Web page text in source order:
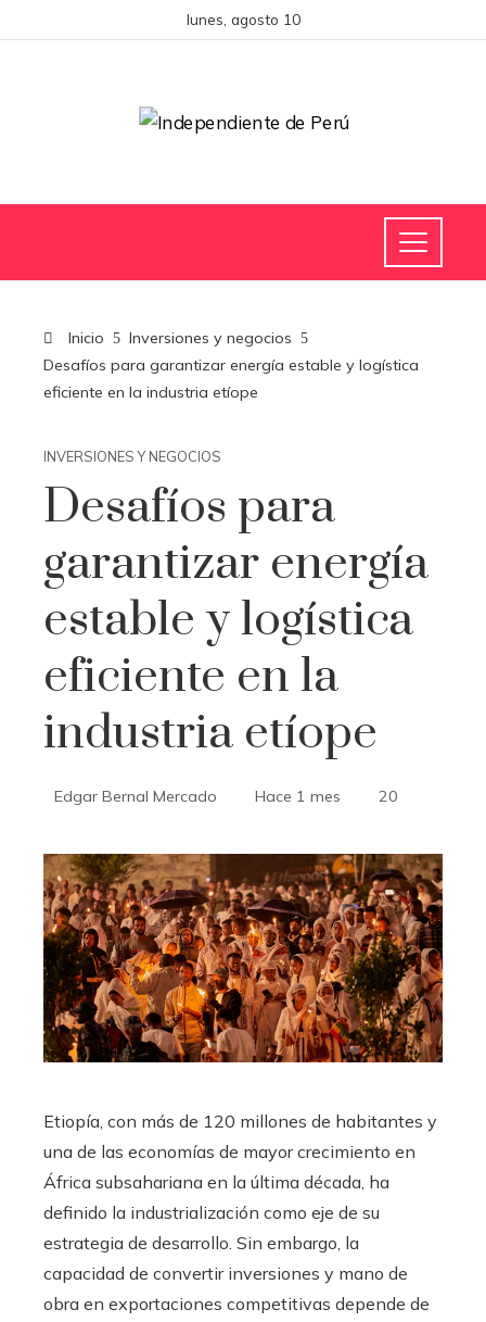
lunes, agosto 10
Inicio
Inversiones y negocios
Desafíos para garantizar energía estable y logística
eficiente en la industria etíope
INVERSIONES Y NEGOCIOS
Desafíos para
garantizar energía
estable y logística
eficiente en la
industria etíope
Edgar Bernal Mercado Hace 1 mes 20
Etiopía, con más de 120 millones de habitantes y
una de las economías de mayor crecimiento en
África subsahariana en la última década, ha
definido la industrialización como eje de su
estrategia de desarrollo. Sin embargo, la
capacidad de convertir inversiones y mano de
obra en exportaciones competitivas depende de